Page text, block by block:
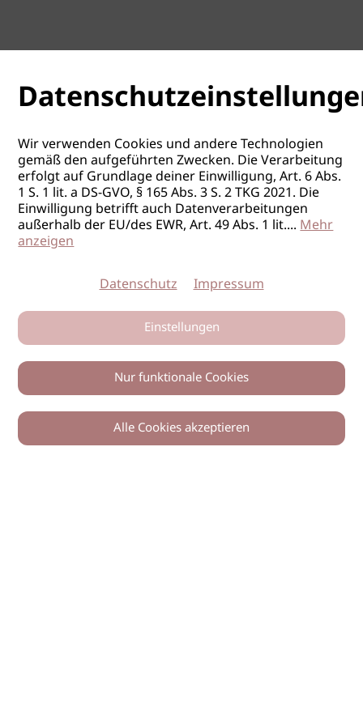
0
Wir verwenden Cookies und andere Technologien
gemäß den aufgeführten Zwecken. Die Verarbeitung
erfolgt auf Grundlage deiner Einwilligung, Art. 6 Abs.
1 S. 1 lit. a DS-GVO, § 165 Abs. 3 S. 2 TKG 2021. Die
Einwilligung betrifft auch Datenverarbeitungen
außerhalb der EU/des EWR, Art. 49 Abs. 1 lit....Mehr
anzeigen
Datenschutz Impressum
Einstellungen
Nur funktionale Cookies
Alle Cookies akzeptieren